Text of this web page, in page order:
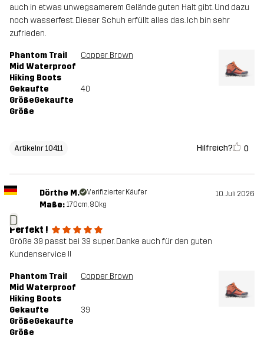
auch in etwas unwegsamerem Gelände guten Halt gibt. Und dazu
noch wasserfest. Dieser Schuh erfüllt alles das. Ich bin sehr
zufrieden.
Phantom Trail
Mid Waterproof
Hiking Boots
Copper Brown
Gekaufte
GrößeGekaufte
Größe
40
Artikelnr 10411 Hilfreich? 0
D
Dörthe M. Verifizierter Käufer 10. Juli 2026
Maße: 170cm, 80kg
Perfekt !
Größe 39 passt bei 39 super. Danke auch für den guten
Kundenservice !!
Phantom Trail
Mid Waterproof
Hiking Boots
Copper Brown
Gekaufte
GrößeGekaufte
Größe
39